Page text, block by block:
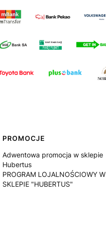
PROMOCJE
Adwentowa promocja w sklepie
Hubertus
PROGRAM LOJALNOŚCIOWY W
SKLEPIE "HUBERTUS"